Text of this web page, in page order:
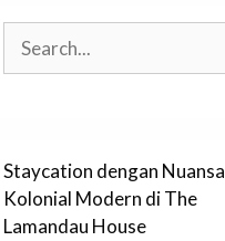
Staycation dengan Nuansa
Kolonial Modern di The
Lamandau House